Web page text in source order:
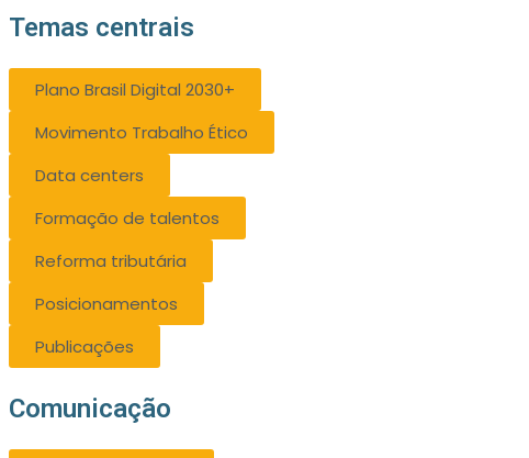
Temas centrais
Plano Brasil Digital 2030+
Movimento Trabalho Ético
Data centers
Formação de talentos
Reforma tributária
Posicionamentos
Publicações
Comunicação